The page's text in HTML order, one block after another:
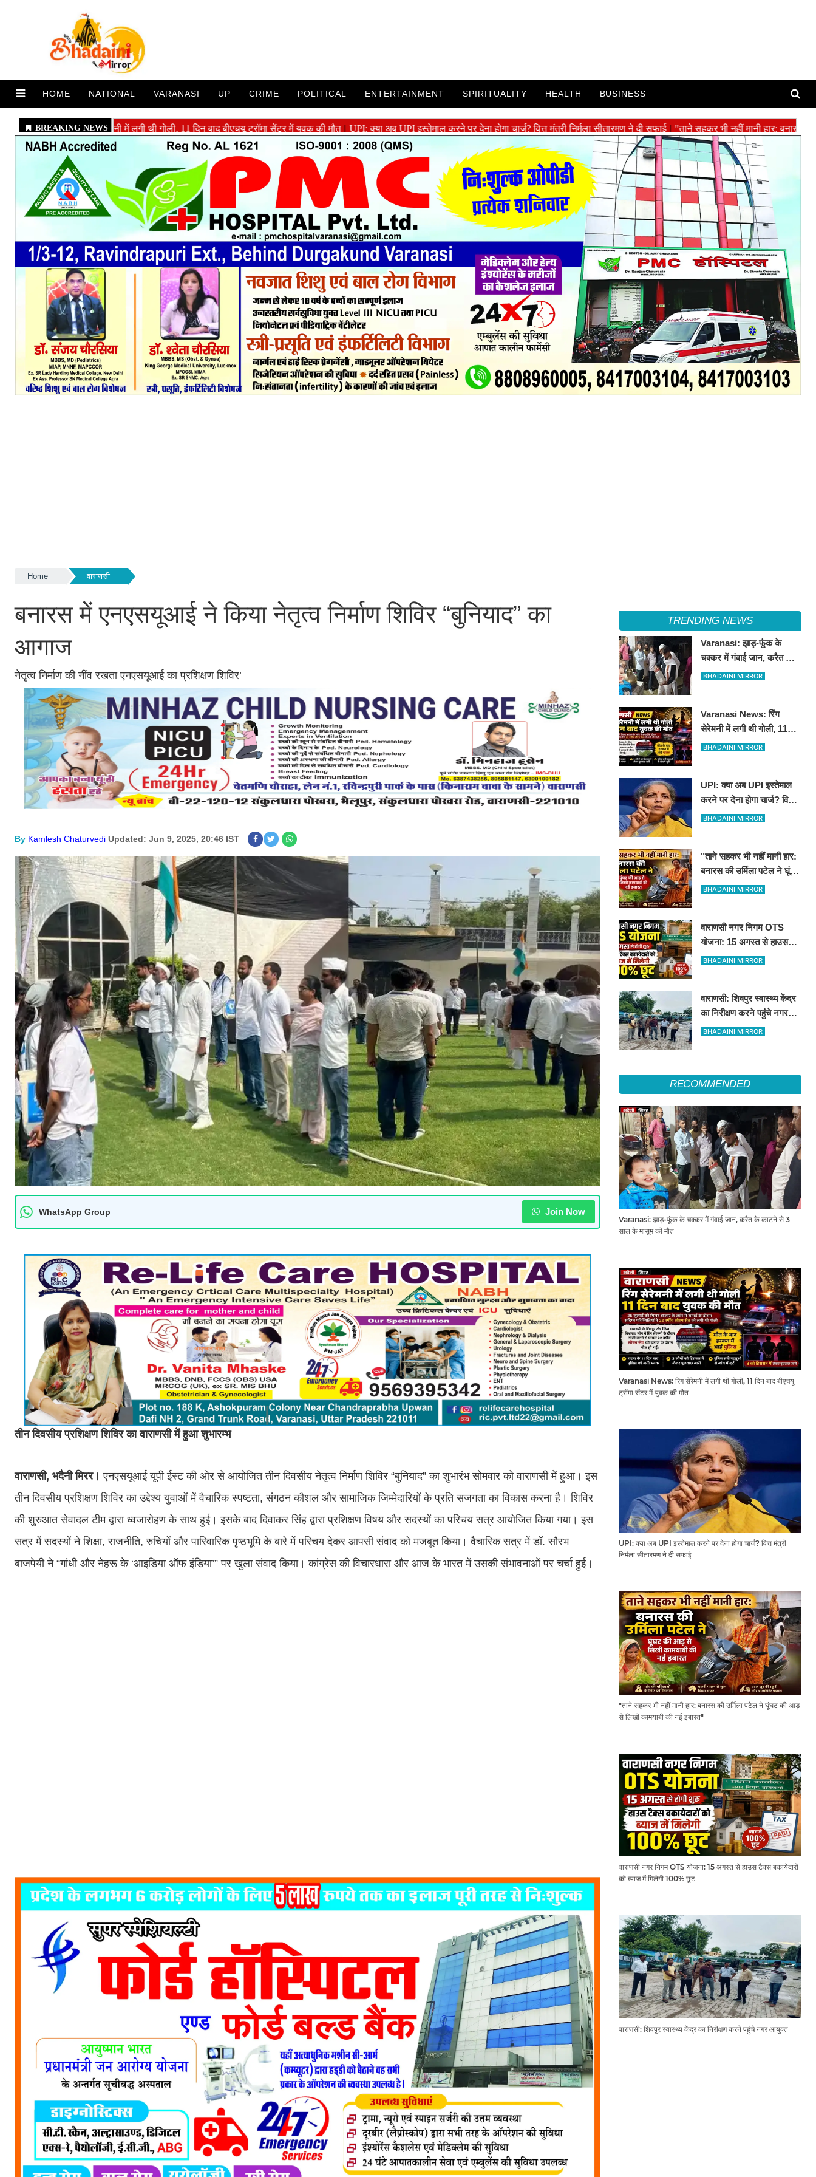
HOME NATIONAL VARANASI UP CRIME POLITICAL ENTERTAINMENT SPIRITUALITY HEALTH BUSINESS
Home वाराणसी
बनारस में एनएसयूआई ने किया नेतृत्व निर्माण शिविर “बुनियाद” का
आगाज
नेतृत्व निर्माण की नींव रखता एनएसयूआई का प्रशिक्षण शिविर’
By Kamlesh Chaturvedi Updated: Jun 9, 2025, 20:46 IST
WhatsApp Group Join Now
तीन दिवसीय प्रशिक्षण शिविर का वाराणसी में हुआ शुभारम्भ
वाराणसी, भदैनी मिरर।एनएसयूआई यूपी ईस्ट की ओर से आयोजित तीन दिवसीय नेतृत्व निर्माण शिविर “बुनियाद” का शुभारंभ सोमवार को वाराणसी में हुआ। इस
तीन दिवसीय प्रशिक्षण शिविर का उद्देश्य युवाओं में वैचारिक स्पष्टता, संगठन कौशल और सामाजिक जिम्मेदारियों के प्रति सजगता का विकास करना है। शिविर
की शुरुआत सेवादल टीम द्वारा ध्वजारोहण के साथ हुई। इसके बाद दिवाकर सिंह द्वारा प्रशिक्षण विषय और सदस्यों का परिचय सत्र आयोजित किया गया। इस
सत्र में सदस्यों ने शिक्षा, राजनीति, रुचियों और पारिवारिक पृष्ठभूमि के बारे में परिचय देकर आपसी संवाद को मजबूत किया। वैचारिक सत्र में डॉ. सौरभ
बाजपेयी ने “गांधी और नेहरू के ‘आइडिया ऑफ इंडिया’” पर खुला संवाद किया। कांग्रेस की विचारधारा और आज के भारत में उसकी संभावनाओं पर चर्चा हुई।
TRENDING NEWS
Varanasi: झाड़-फूंक के
चक्कर में गंवाई जान, करैत के
काटने से 3 साल के मासूम की
BHADAINI MIRROR
Varanasi News: रिंग
सेरेमनी में लगी थी गोली, 11
दिन बाद बीएचयू ट्रॉमा सेंटर में
BHADAINI MIRROR
UPI: क्या अब UPI इस्तेमाल
करने पर देना होगा चार्ज? वित्त
मंत्री निर्मला सीतारमण ने दी
BHADAINI MIRROR
"ताने सहकर भी नहीं मानी हार:
बनारस की उर्मिला पटेल ने घूंघट
की आड़ से लिखी कामयाबी की
BHADAINI MIRROR
वाराणसी नगर निगम OTS
योजना: 15 अगस्त से हाउस
टैक्स बकायेदारों को ब्याज में
BHADAINI MIRROR
वाराणसी: शिवपुर स्वास्थ्य केंद्र
का निरीक्षण करने पहुंचे नगर
आयुक्त
BHADAINI MIRROR
RECOMMENDED
Varanasi: झाड़-फूंक के चक्कर में गंवाई जान, करैत के काटने से 3
साल के मासूम की मौत
Varanasi News: रिंग सेरेमनी में लगी थी गोली, 11 दिन बाद बीएचयू
ट्रॉमा सेंटर में युवक की मौत
UPI: क्या अब UPI इस्तेमाल करने पर देना होगा चार्ज? वित्त मंत्री
निर्मला सीतारमण ने दी सफाई
"ताने सहकर भी नहीं मानी हार: बनारस की उर्मिला पटेल ने घूंघट की आड़
से लिखी कामयाबी की नई इबारत"
वाराणसी नगर निगम OTS योजना: 15 अगस्त से हाउस टैक्स बकायेदारों
को ब्याज में मिलेगी 100% छूट
वाराणसी: शिवपुर स्वास्थ्य केंद्र का निरीक्षण करने पहुंचे नगर आयुक्त